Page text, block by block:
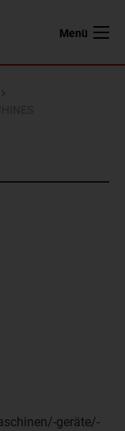
Menü
geräte/-